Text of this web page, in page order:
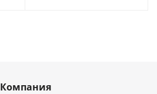
Компания